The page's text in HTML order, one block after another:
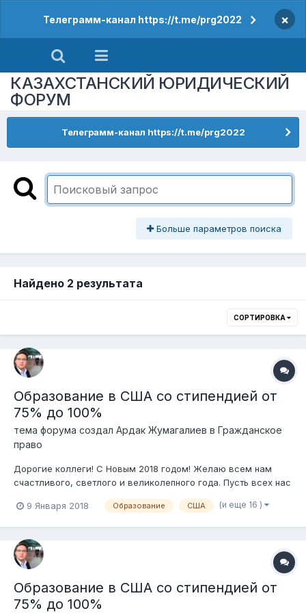
Телеграмм-канал https://t.me/prg2022 ×
КАЗАХСТАНСКИЙ ЮРИДИЧЕСКИЙ
ФОРУМ
Телеграмм-канал https://t.me/prg2022
Больше параметров поиска
Найдено 2 результата
СОРТИРОВКА
Образование в США со стипендией от
75% до 100%
тема форума создал Ардак Жумагалиев в Гражданское
право
Дорогие коллеги! С Новым 2018 годом! Желаю всем нам
счастливого, светлого и великолепного года. Пусть всех нас
заставляет двигать горы! Позвольте сообщить о продлении
100% и 75 % стипе...
9 Января 2018 Образование США (и еще 16 )
Образование в США со стипендией от
75% до 100%